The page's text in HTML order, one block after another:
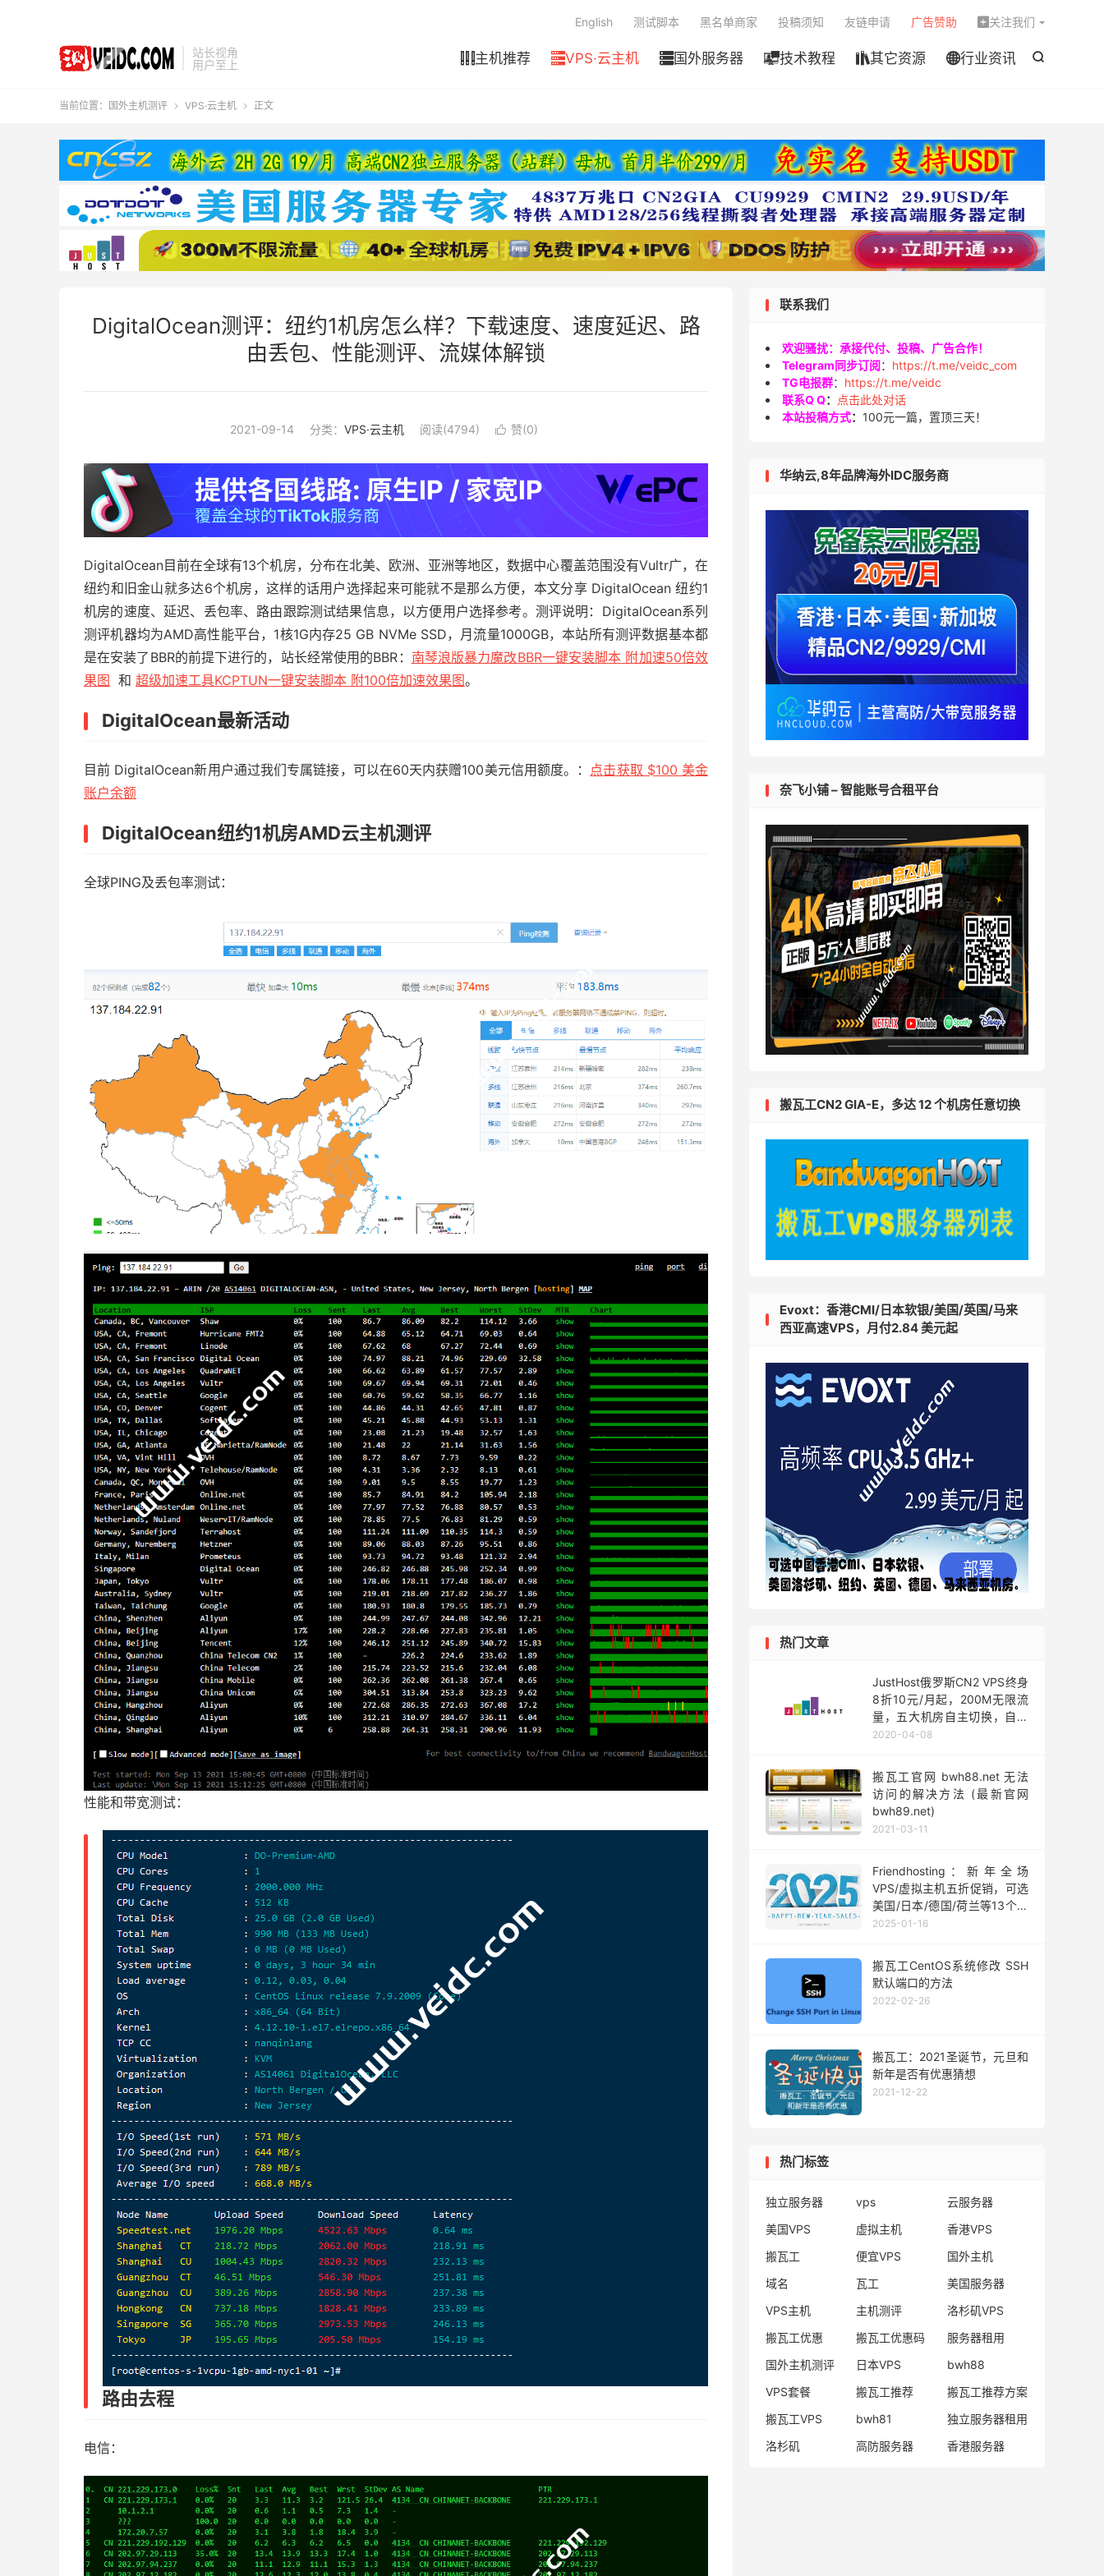
站长视角
用户至上

主机推荐 VPS·云主机 国外服务器 技术教程 其它资源 行业资讯
English 测试脚本 黑名单商家 投稿须知 友链申请 广告赞助  关注我们
当前位置： 国外主机测评  VPS·云主机  正文
DigitalOcean测评：纽约1机房怎么样？下载速度、速度延迟、路
由丢包、性能测评、流媒体解锁
2021-09-14 分类： VPS·云主机 阅读(4794)  赞(0)
DigitalOcean目前在全球有13个机房，分布在北美、欧洲、亚洲等地区，数据中心覆盖范围没有Vultr广，在
纽约和旧金山就多达6个机房，这样的话用户选择起来可能就不是那么方便，本文分享 DigitalOcean 纽约1
机房的速度、延迟、丢包率、路由跟踪测试结果信息，以方便用户选择参考。测评说明：DigitalOcean系列
测评机器均为AMD高性能平台，1核1G内存25 GB NVMe SSD，月流量1000GB，本站所有测评数据基本都
是在安装了BBR的前提下进行的，站长经常使用的BBR： 南琴浪版暴力魔改BBR一键安装脚本 附加速50倍效
果图 和 超级加速工具KCPTUN一键安装脚本 附100倍加速效果图。
DigitalOcean最新活动
目前 DigitalOcean新用户通过我们专属链接，可以在60天内获赠100美元信用额度。： 点击获取 $100 美金
账户余额
DigitalOcean纽约1机房AMD云主机测评
全球PING及丢包率测试：
性能和带宽测试：
路由去程
电信：
联系我们
欢迎骚扰：承接代付、投稿、广告合作！
Telegram同步订阅： https://t.me/veidc_com
TG电报群： https://t.me/veidc
联系Q Q：
点击此处对话
本站投稿方式： 100元一篇，置顶三天！
华纳云,8年品牌海外IDC服务商
奈飞小铺 – 智能账号合租平台
搬瓦工CN2 GIA-E，多达 12 个机房任意切换
Evoxt：香港CMI/日本软银/美国/英国/马来
西亚高速VPS，月付2.84 美元起
热门文章
JustHost俄罗斯CN2 VPS终身
8折10元/月起，200M无限流
量，五大机房自主切换，自主
免费换IP
2020-04-08
搬瓦工官网 bwh88.net 无法
访问的解决方法 (最新官网
bwh89.net)
2021-03-11
Friendhosting：新年全场
VPS/虚拟主机五折促销，可选
美国/日本/德国/荷兰等13个机
房，1Gbps不限流量，月付
2025-01-16
搬瓦工CentOS系统修改 SSH
默认端口的方法
2022-02-26
搬瓦工：2021圣诞节，元旦和
新年是否有优惠猜想
2021-12-22
热门标签
独立服务器 vps
云服务器
美国VPS
虚拟主机
香港VPS
搬瓦工
便宜VPS
国外主机
域名
瓦工
美国服务器
VPS主机
主机测评
洛杉矶VPS
搬瓦工优惠
搬瓦工优惠码
服务器租用
国外主机测评
日本VPS
bwh88
VPS套餐
搬瓦工推荐
搬瓦工推荐方案
搬瓦工VPS
bwh81
独立服务器租用
洛杉矶
高防服务器 香港服务器